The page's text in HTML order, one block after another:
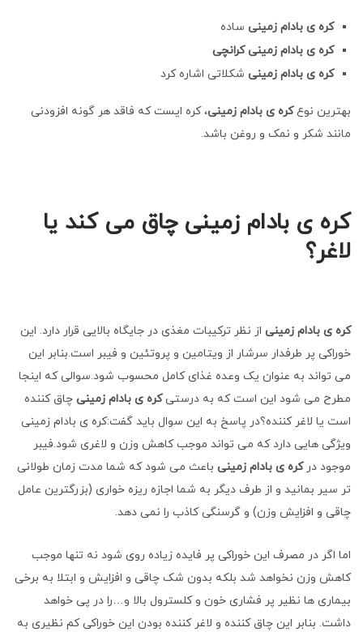
کره ی بادام زمینی ساده
کره ی بادام زمینی کرانچی
کره ی بادام زمینی شکلاتی اشاره کرد
بهترین نوعکره ی بادام زمینی، کره ایست که فاقد هر گونه افزودنی
مانند شکر و نمک و روغن باشد.
کره ی بادام زمینی چاق می کند یا
لاغر؟
کره ی بادام زمینی از نظر ترکیبات مغذی در جایگاه بالایی قرار دارد. این
خوراکی پر طرفدار سرشار از ویتامین و پروتئین و فیبر است.بنابر این
می تواند به عنوان یک وعده غذای کامل محسوب شود.سوالی که اینجا
مطرح می شود این است که به درستیکره ی بادام زمینی چاق کننده
است یا لاغر کننده؟در پاسخ به این سوال باید گفت:کره ی بادام زمینی
ویژگی هایی دارد که می تواند موجب کاهش وزن و لاغری شود.فیبر
موجود درکره ی بادام زمینی باعث می شود که شما مدت زمان طولانی
تر سیر بمانید و از طرف دیگر به شما اجازه ریزه خواری (بزرگترین عامل
چاقی و افزایش وزن) و گرسنگی کاذب را نمی دهد.
اما اگر در مصرف این خوراکی پر فایده زیاده روی شود نه تنها موجب
کاهش وزن نخواهد شد بلکه بدون شک چاقی و افزایش و ابتلا به برخی
بیماری ها نظیر پر فشاری خون و کلسترول بالا و…را در پی خواهد
داشت. بنابر این چاق کننده و لاغر کننده بودن این خوراکی کم نظیری به